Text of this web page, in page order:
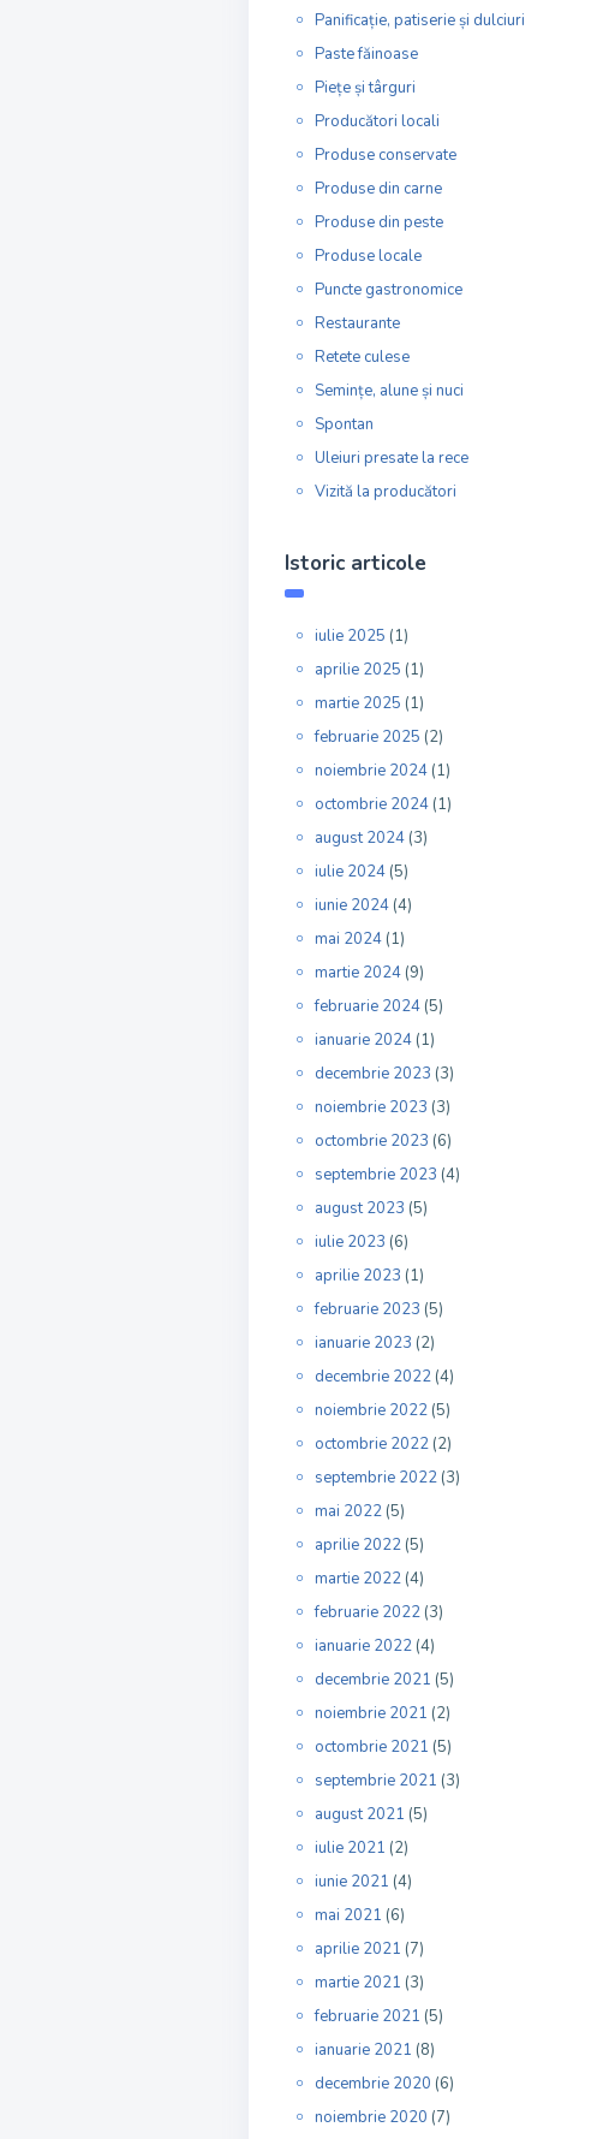
Panificație, patiserie și dulciuri
Paste făinoase
Piețe și târguri
Producători locali
Produse conservate
Produse din carne
Produse din peste
Produse locale
Puncte gastronomice
Restaurante
Retete culese
Semințe, alune și nuci
Spontan
Uleiuri presate la rece
Vizită la producători
Istoric articole
iulie 2025 (1)
aprilie 2025 (1)
martie 2025 (1)
februarie 2025 (2)
noiembrie 2024 (1)
octombrie 2024 (1)
august 2024 (3)
iulie 2024 (5)
iunie 2024 (4)
mai 2024 (1)
martie 2024 (9)
februarie 2024 (5)
ianuarie 2024 (1)
decembrie 2023 (3)
noiembrie 2023 (3)
octombrie 2023 (6)
septembrie 2023 (4)
august 2023 (5)
iulie 2023 (6)
aprilie 2023 (1)
februarie 2023 (5)
ianuarie 2023 (2)
decembrie 2022 (4)
noiembrie 2022 (5)
octombrie 2022 (2)
septembrie 2022 (3)
mai 2022 (5)
aprilie 2022 (5)
martie 2022 (4)
februarie 2022 (3)
ianuarie 2022 (4)
decembrie 2021 (5)
noiembrie 2021 (2)
octombrie 2021 (5)
septembrie 2021 (3)
august 2021 (5)
iulie 2021 (2)
iunie 2021 (4)
mai 2021 (6)
aprilie 2021 (7)
martie 2021 (3)
februarie 2021 (5)
ianuarie 2021 (8)
decembrie 2020 (6)
noiembrie 2020 (7)